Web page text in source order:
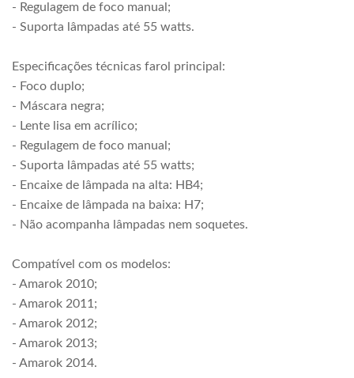
- Regulagem de foco manual;
- Suporta lâmpadas até 55 watts.
Especificações técnicas farol principal:
- Foco duplo;
- Máscara negra;
- Lente lisa em acrílico;
- Regulagem de foco manual;
- Suporta lâmpadas até 55 watts;
- Encaixe de lâmpada na alta: HB4;
- Encaixe de lâmpada na baixa: H7;
- Não acompanha lâmpadas nem soquetes.
Compatível com os modelos:
- Amarok 2010;
- Amarok 2011;
- Amarok 2012;
- Amarok 2013;
- Amarok 2014.